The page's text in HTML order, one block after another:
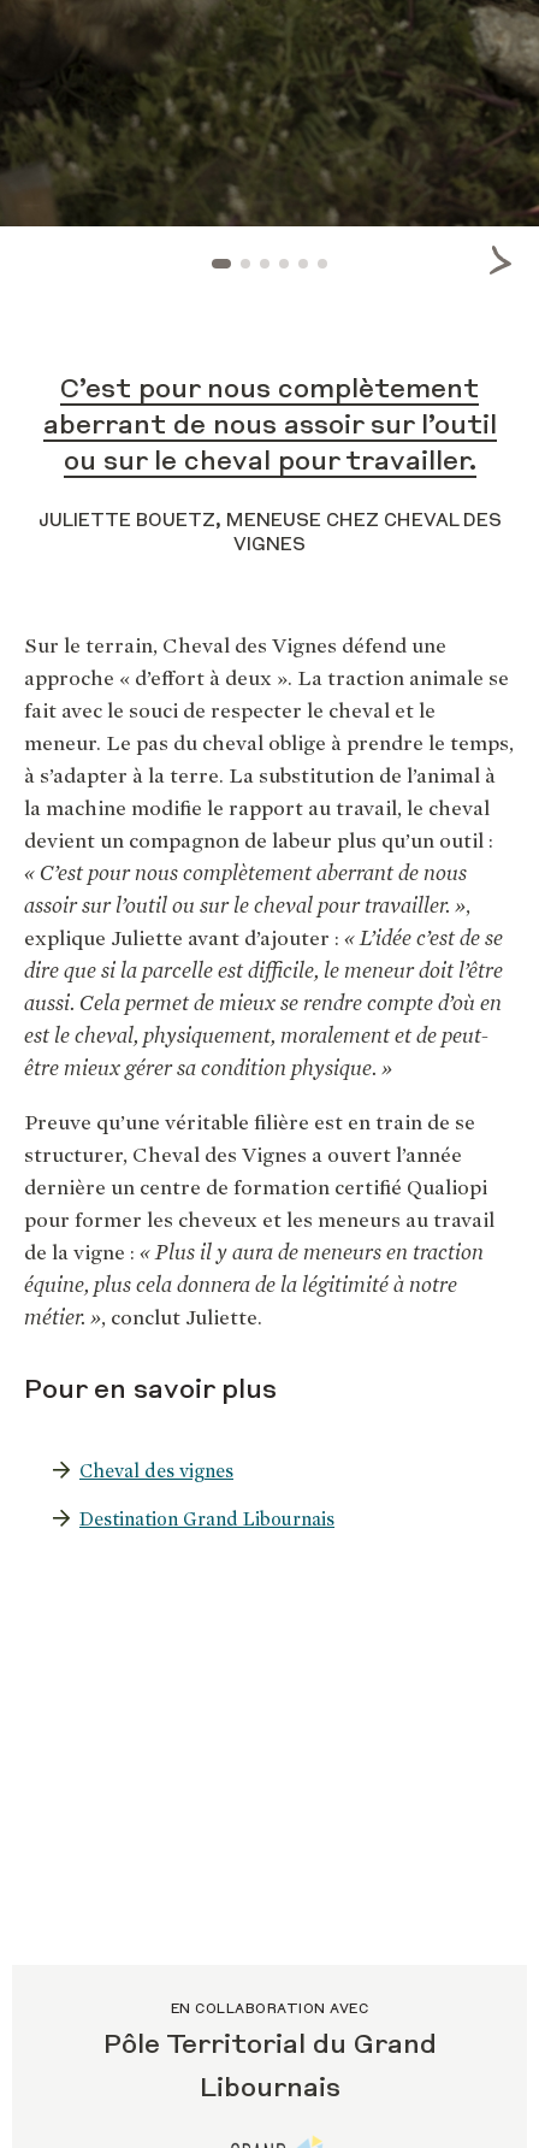
C’est pour nous complètement
aberrant de nous assoir sur l’outil
ou sur le cheval pour travailler.
JULIETTE BOUETZ, MENEUSE CHEZ CHEVAL DES
VIGNES
Sur le terrain, Cheval des Vignes défend une
approche « d’effort à deux ». La traction animale se
fait avec le souci de respecter le cheval et le
meneur. Le pas du cheval oblige à prendre le temps,
à s’adapter à la terre. La substitution de l’animal à
la machine modifie le rapport au travail, le cheval
devient un compagnon de labeur plus qu’un outil :
« C’est pour nous complètement aberrant de nous
assoir sur l’outil ou sur le cheval pour travailler. »,
explique Juliette avant d’ajouter : « L’idée c’est de se
dire que si la parcelle est difficile, le meneur doit l’être
aussi. Cela permet de mieux se rendre compte d’où en
est le cheval, physiquement, moralement et de peut-
être mieux gérer sa condition physique. »
Preuve qu’une véritable filière est en train de se
structurer, Cheval des Vignes a ouvert l’année
dernière un centre de formation certifié Qualiopi
pour former les cheveux et les meneurs au travail
de la vigne : « Plus il y aura de meneurs en traction
équine, plus cela donnera de la légitimité à notre
métier. », conclut Juliette.
Pour en savoir plus
Cheval des vignes
Destination Grand Libournais
EN COLLABORATION AVEC
Pôle Territorial du Grand
Libournais